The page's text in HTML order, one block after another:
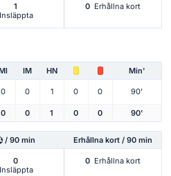
1
Insläppta
0 Erhållna kort
IM HN
Min'
0 0 1 0 0 90'
0 0 1 0 0 90'
/ 90 min Erhållna kort / 90 min
0
Insläppta
0 Erhållna kort